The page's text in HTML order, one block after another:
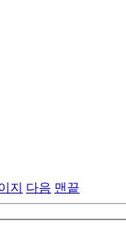
지 다음 맨끝